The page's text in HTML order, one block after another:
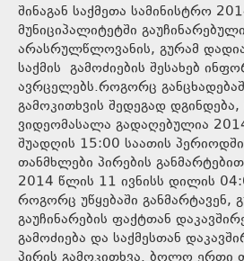
შინაგან საქმეთა სამინისტრო
მუნიციპალიტეტში გაუჩინარებული
არასრულწლოვანის, გურამ
საქმის გამოძიების შესახებ
ავრცელებს.როგორც
გამოკითხვის შედეგად
ვიდეომასალა გადაღებულია
შუადღის 15:00 საათის
თანმხლები პირების
2014 წლის 11 ივნისს დილის
როგორც უწყებაში განმარტავენ,
გაუჩინარების ფაქტთან
გამოძიება და საქმესთან